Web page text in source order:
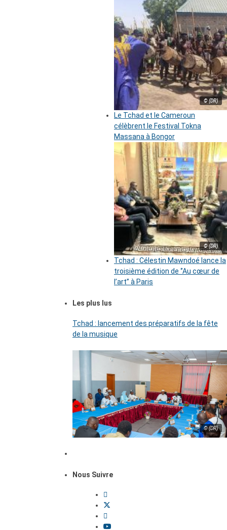
© (DR)
Le Tchad et le Cameroun
célèbrent le Festival Tokna
Massana à Bongor
© (DR)
Tchad : Célestin Mawndoé lance la
troisième édition de ‘’Au cœur de
l’art’’ à Paris
Les plus lus
Tchad : lancement des préparatifs de la fête
de la musique
© (DR)
Nous Suivre